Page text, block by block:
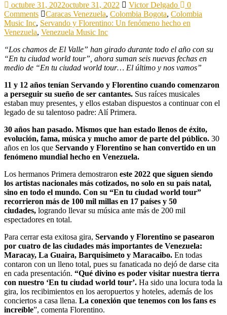
octubre 31, 2022octubre 31, 2022 Victor Delgado
0
Comments
Caracas Venezuela, Colombia Bogota, Colombia
Music Inc, Servando y Florentino: Un fenómeno hecho en
Venezuela, Venezuela Music Inc
“Los chamos de El Valle” han girado durante todo el año con su
“En tu ciudad world tour”, ahora suman seis nuevas fechas en
medio de “En tu ciudad world tour… El último y nos vamos”
11 y 12 años tenían Servando y Florentino cuando comenzaron
a perseguir su sueño de ser cantantes. Sus raíces musicales
estaban muy presentes, y ellos estaban dispuestos a continuar con el
legado de su talentoso padre: Alí Primera.
30 años han pasado. Mismos que han estado llenos de éxito,
evolución, fama, música y mucho amor de parte del público. 30
años en los que Servando y Florentino se han convertido en un
fenómeno mundial hecho en Venezuela.
Los hermanos Primera demostraron este 2022 que siguen siendo
los artistas nacionales más cotizados, no solo en su país natal,
sino en todo el mundo. Con su “En tu ciudad world tour”
recorrieron más de 100 mil millas en 17 países y 50
ciudades, logrando llevar su música ante más de 200 mil
espectadores en total.
Para cerrar esta exitosa gira, Servando y Florentino se pasearon
por cuatro de las ciudades más importantes de Venezuela:
Maracay, La Guaira, Barquisimeto y Maracaibo. En todas
contaron con un lleno total, pues su fanaticada no dejó de darse cita
en cada presentación. “Qué divino es poder visitar nuestra tierra
con nuestro ‘En tu ciudad world tour’. Ha sido una locura toda la
gira, los recibimientos en los aeropuertos y hoteles, además de los
conciertos a casa llena. La conexión que tenemos con los fans es
increíble”, comenta Florentino.